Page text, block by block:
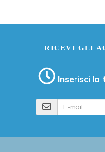
RICEVI GLI
Inserisci la